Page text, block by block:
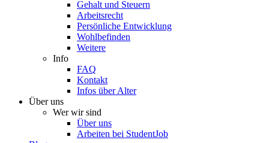
Gehalt und Steuern
Arbeitsrecht
Persönliche Entwicklung
Wohlbefinden
Weitere
Info
FAQ
Kontakt
Infos über Alter
Über uns
Wer wir sind
Über uns
Arbeiten bei StudentJob